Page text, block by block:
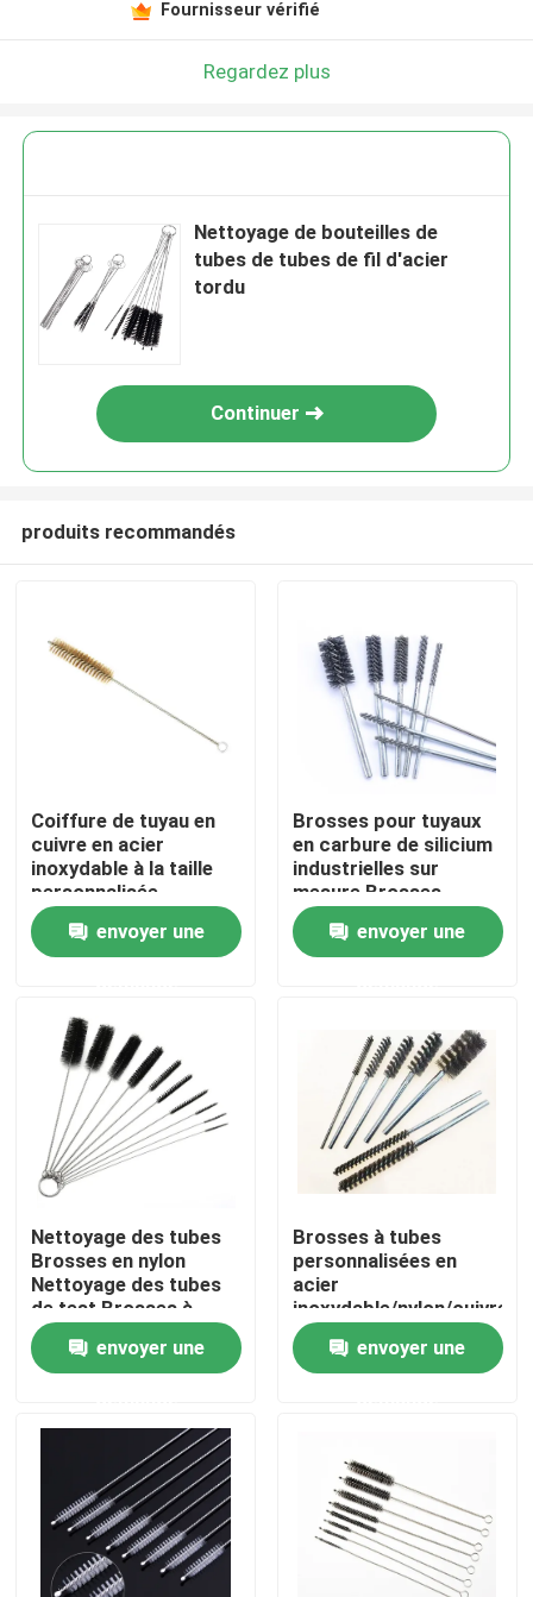
Aperçu
A propos de nous
Visite d'usine
Contact
Demande de soumission
Bande de pinceau industrielle
Brosses cylindriques industrielles
Brosses à rouleaux industriels
Fournisseur vérifié
Regardez plus
Nettoyage de bouteilles de
tubes de tubes de fil d'acier
tordu
Continuer
produits recommandés
Coiffure de tuyau en
cuivre en acier
inoxydable à la taille
personnalisée
envoyer une
Brosses pour tuyaux
en carbure de silicium
industrielles sur
mesure Brosses
abrasives en fil de fer
tordu pour le
polissage de matériel
envoyer une
Nettoyage des tubes
Brosses en nylon
Nettoyage des tubes
de test Brosses à
paille
envoyer une
Brosses à tubes
personnalisées en
acier
inoxydable/nylon/cuivre/fil
abrasif
envoyer une